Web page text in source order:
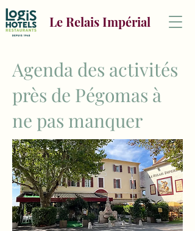
Le Relais Impérial
Agenda des activités
près de Pégomas à
ne pas manquer